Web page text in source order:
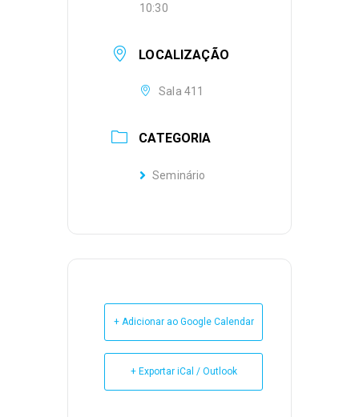
10:30
LOCALIZAÇÃO
Sala 411
CATEGORIA
Seminário
+ Adicionar ao Google Calendar
+ Exportar iCal / Outlook